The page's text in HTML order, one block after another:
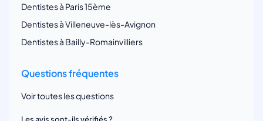
Dentistes à Paris 15ème
Dentistes à Villeneuve-lès-Avignon
Dentistes à Bailly-Romainvilliers
Questions fréquentes
Voir toutes les questions